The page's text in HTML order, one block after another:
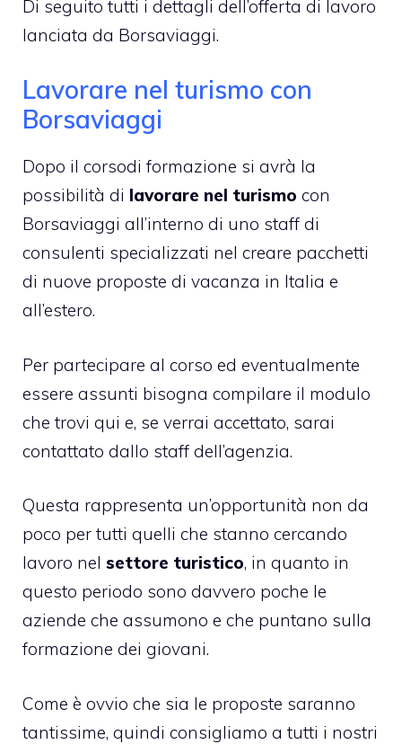
Di seguito tutti i dettagli dell’offerta di lavoro
lanciata da Borsaviaggi.
Lavorare nel turismo con
Borsaviaggi
Dopo il corsodi formazione si avrà la
possibilità di lavorare nel turismo con
Borsaviaggi all’interno di uno staff di
consulenti specializzati nel creare pacchetti
di nuove proposte di vacanza in Italia e
all’estero.
Per partecipare al corso ed eventualmente
essere assunti bisogna compilare il modulo
che trovi qui e, se verrai accettato, sarai
contattato dallo staff dell’agenzia.
Questa rappresenta un’opportunità non da
poco per tutti quelli che stanno cercando
lavoro nel settore turistico, in quanto in
questo periodo sono davvero poche le
aziende che assumono e che puntano sulla
formazione dei giovani.
Come è ovvio che sia le proposte saranno
tantissime, quindi consigliamo a tutti i nostri